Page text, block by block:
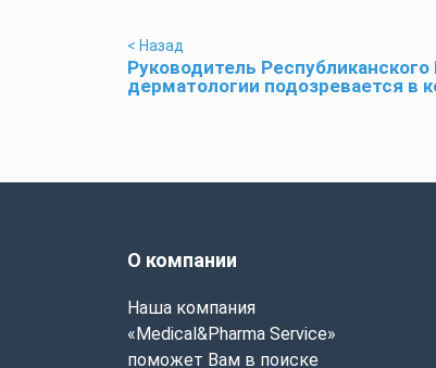
< Назад
Руководитель
дерматологии подозревается в
О компании
Наша компания
«Medical&Pharma Service»
поможет Вам в поиске